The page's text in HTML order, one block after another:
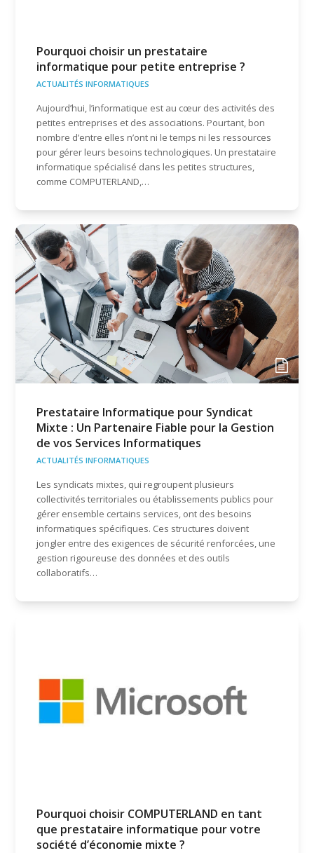
Pourquoi choisir un prestataire
informatique pour petite entreprise ?
ACTUALITÉS INFORMATIQUES
Aujourd’hui, l’informatique est au cœur des activités des
petites entreprises et des associations. Pourtant, bon
nombre d’entre elles n’ont ni le temps ni les ressources
pour gérer leurs besoins technologiques. Un prestataire
informatique spécialisé dans les petites structures,
comme COMPUTERLAND,…
Prestataire Informatique pour Syndicat
Mixte : Un Partenaire Fiable pour la Gestion
de vos Services Informatiques
ACTUALITÉS INFORMATIQUES
Les syndicats mixtes, qui regroupent plusieurs
collectivités territoriales ou établissements publics pour
gérer ensemble certains services, ont des besoins
informatiques spécifiques. Ces structures doivent
jongler entre des exigences de sécurité renforcées, une
gestion rigoureuse des données et des outils
collaboratifs…
Pourquoi choisir COMPUTERLAND en tant
que prestataire informatique pour votre
société d’économie mixte ?